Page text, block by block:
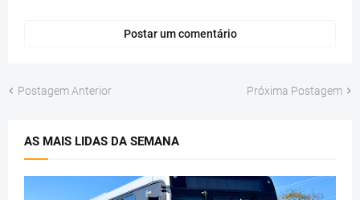
Postar um comentário
Postagem Anterior Próxima Postagem
AS MAIS LIDAS DA SEMANA